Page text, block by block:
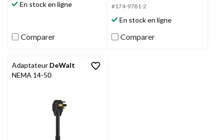
En stock en ligne
Comparer
#174-9781-2
En stock en ligne
Comparer
Adaptateur DeWalt
NEMA 14-50